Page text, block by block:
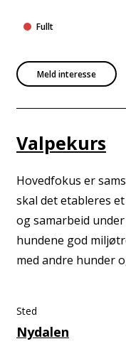
Meld interesse
Fullt
Valpekurs
Hovedfokus er
skal det etableres
og samarbeid
hundene god
med andre hunder
Sted
Nydalen